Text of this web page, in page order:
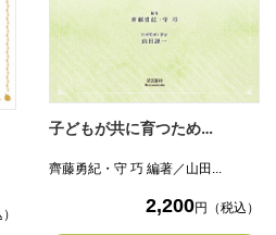
子どもが共に育つため…
齊藤勇紀・守 巧 編著／山田...
2,200円（税込）